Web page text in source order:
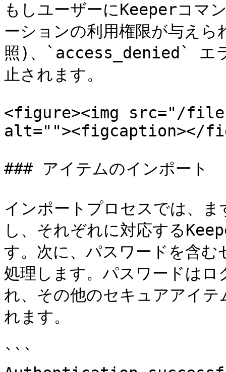
もしユーザーにKeeperコマ
ーションの利用権限が与え
照)、`access_denied` エラ
止されます。
<figure><img src="/files/
alt=""><figcaption></
### アイテムのインポート
インポートプロセスでは、
し、それぞれに対応する
す。次に、パスワードを含
処理します。パスワードは
れ、その他のセキュアアイ
れます。
```